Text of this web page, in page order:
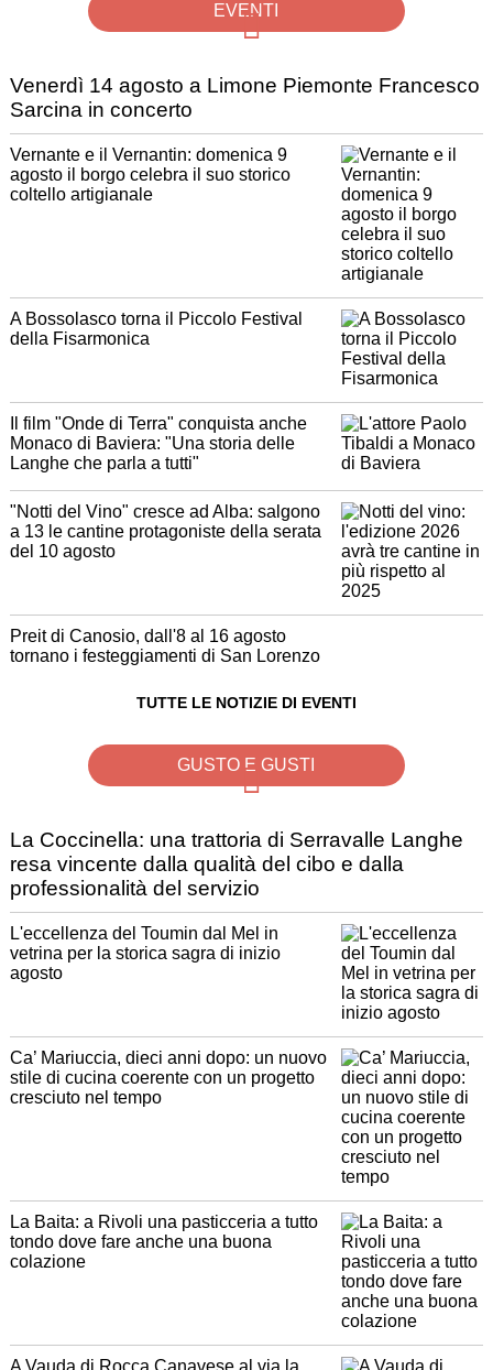
EVENTI
Venerdì 14 agosto a Limone Piemonte Francesco
Sarcina in concerto
Vernante e il Vernantin: domenica 9
agosto il borgo celebra il suo storico
coltello artigianale
A Bossolasco torna il Piccolo Festival
della Fisarmonica
Il film "Onde di Terra" conquista anche
Monaco di Baviera: "Una storia delle
Langhe che parla a tutti"
"Notti del Vino" cresce ad Alba: salgono
a 13 le cantine protagoniste della serata
del 10 agosto
Preit di Canosio, dall'8 al 16 agosto
tornano i festeggiamenti di San Lorenzo
TUTTE LE NOTIZIE DI EVENTI
GUSTO E GUSTI
La Coccinella: una trattoria di Serravalle Langhe
resa vincente dalla qualità del cibo e dalla
professionalità del servizio
L'eccellenza del Toumin dal Mel in
vetrina per la storica sagra di inizio
agosto
Ca’ Mariuccia, dieci anni dopo: un nuovo
stile di cucina coerente con un progetto
cresciuto nel tempo
La Baita: a Rivoli una pasticceria a tutto
tondo dove fare anche una buona
colazione